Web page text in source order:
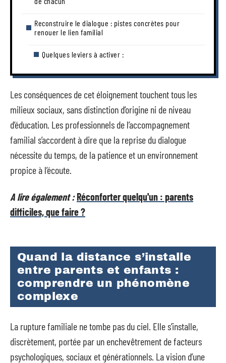
Reconstruire le dialogue : pistes concrètes pour
renouer le lien familial
Quelques leviers à activer :
Les conséquences de cet éloignement touchent tous les
milieux sociaux, sans distinction d’origine ni de niveau
d’éducation. Les professionnels de l’accompagnement
familial s’accordent à dire que la reprise du dialogue
nécessite du temps, de la patience et un environnement
propice à l’écoute.
A lire également :Réconforter quelqu'un : parents
difficiles, que faire ?
Quand la distance s’installe
entre parents et enfants :
comprendre un phénomène
complexe
La rupture familiale ne tombe pas du ciel. Elle s’installe,
discrètement, portée par un enchevêtrement de facteurs
psychologiques, sociaux et générationnels. La vision d’une